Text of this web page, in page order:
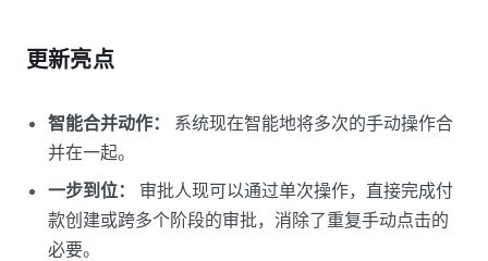
更新亮点
智能合并动作：
系统现在智能地将多次的手动操作合
并在一起。
一步到位：
审批人现可以通过单次操作，直接完成付
款创建或跨多个阶段的审批，消除了重复手动点击的
必要。